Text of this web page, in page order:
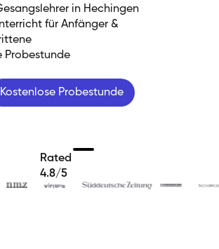
in Hechingen
für Anfänger &
Probestunde
Kostenlose Probestunde
Rated
4.8/5